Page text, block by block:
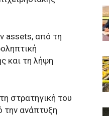
assets, από τη
και τη λήψη
στρατηγική του
την ανάπτυξη